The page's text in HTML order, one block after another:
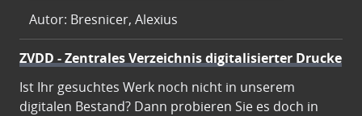
Autor: Bresnicer, Alexius
ZVDD - Zentrales Verzeichnis digitalisierter Drucke
Ist Ihr gesuchtes Werk noch nicht in unserem
digitalen Bestand? Dann probieren Sie es doch in